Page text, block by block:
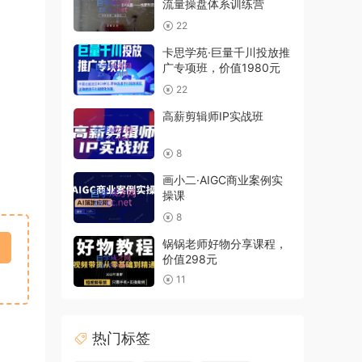
流量操盘体系训练营
22
卡思学苑·巨量千川投放推
广专项班，价值1980元
22
高薪剪辑师IP实战班
8
画小二·AIGC商业案例实
操课
8
锅锅老师好物分享课程，
价值298元
11
热门标签